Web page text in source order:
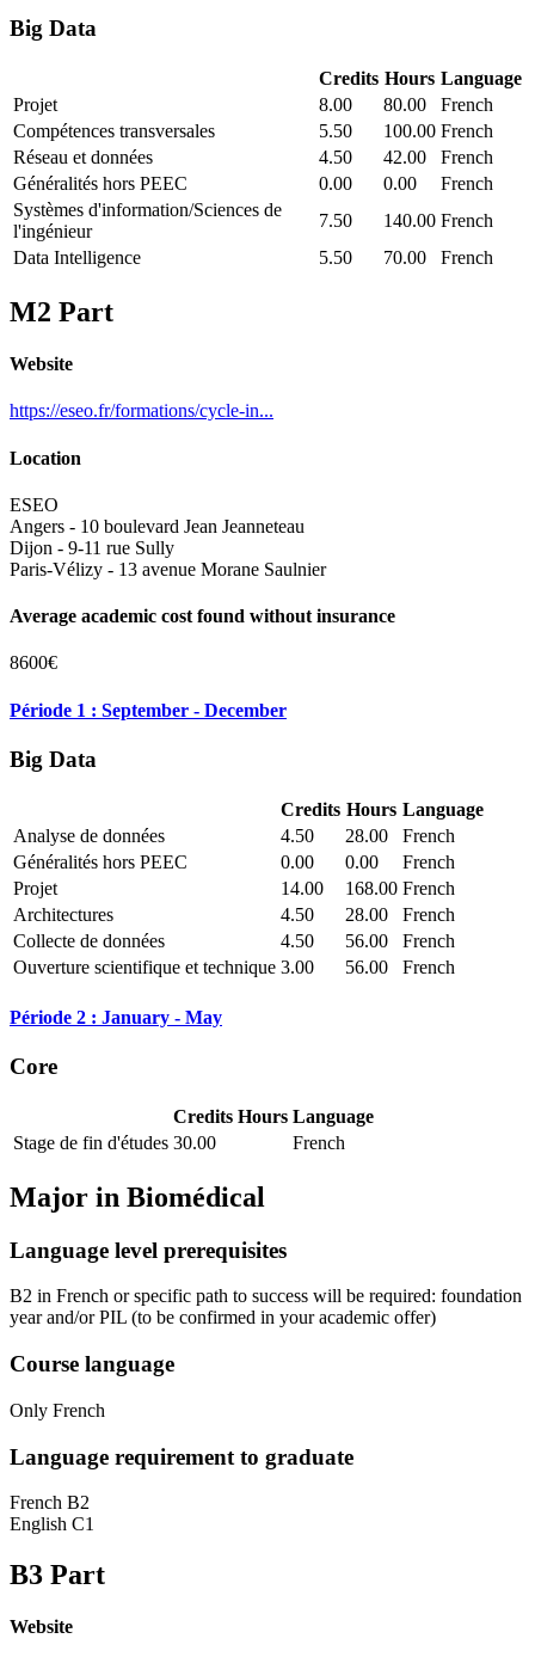
Big Data
Credits Hours Language
Projet
8.00 80.00
French
Compétences transversales
5.50 100.00 French
Réseau et données
4.50 42.00
French
Généralités hors PEEC
0.00 0.00
French
Systèmes d'information/Sciences de
l'ingénieur
7.50 140.00 French
Data Intelligence
5.50 70.00 French
M2 Part
Website
https://eseo.fr/formations/cycle-in...
Location
ESEO
Angers - 10 boulevard Jean Jeanneteau
Dijon - 9-11 rue Sully
Paris-Vélizy - 13 avenue Morane Saulnier
Average academic cost found without insurance
8600€
Période 1 : September - December
Big Data
Credits Hours Language
Analyse de données
4.50 28.00
French
Généralités hors PEEC
0.00 0.00
French
Projet
14.00 168.00 French
Architectures
4.50 28.00
French
Collecte de données
4.50 56.00
French
Ouverture scientifique et technique 3.00 56.00 French
Période 2 : January - May
Core
Credits Hours Language
Stage de fin d'études 30.00 French
Major in Biomédical
Language level prerequisites
B2 in French or specific path to success will be required: foundation
year and/or PIL (to be confirmed in your academic offer)
Course language
Only French
Language requirement to graduate
French B2
English C1
B3 Part
Website